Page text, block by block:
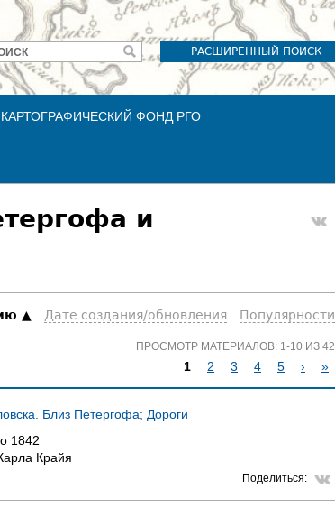
РАСШИРЕННЫЙ ПОИСК
КАРТОГРАФИЧЕСКИЙ ФОНД РГО
и
Дате создания/обновления Популярности
ПРОСМОТР МАТЕРИАЛОВ: 1-10 ИЗ 42
С
А
1 2 3 4 5 › »
Близ Петергофа; Дороги
1842
Крайя
Поделиться: